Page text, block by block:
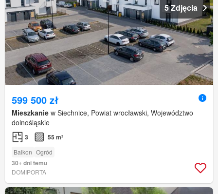
5 Zdjęcia
599 500 zł
Mieszkanie w Siechnice, Powiat wrocławski, Województwo
dolnośląskie
3 55 m²
Balkon Ogród
30+ dni temu
DOMIPORTA